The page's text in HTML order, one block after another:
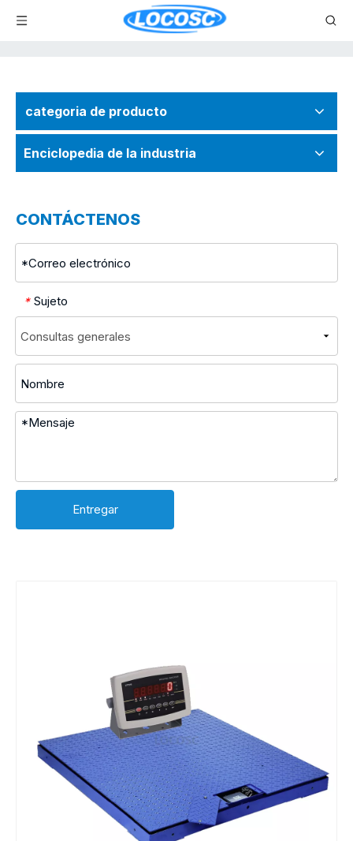
categoria de producto
Enciclopedia de la industria
CONTÁCTENOS
* Sujeto
Entregar